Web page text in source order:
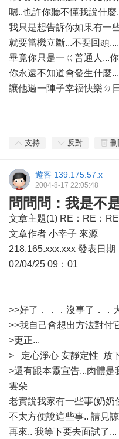
嗯..也許你聽不懂我說什麼
我只是想告訴你如果有一
就要當機立斷...不要回頭
畢竟你只是一ㄍ普通人...
你永遠不知道會發生什麼
讓他過一陣子幸福快樂ㄉ
支持 反對
遊客 139.175.57.x
2004-8-17 22:05:48
問問問：我是不
文章主題(1) RE：RE：
文章作者 小幸子 來源
218.165.xxx.xxx 發表日期
02/04/25 09：01
>>好了．．．沒事了．．
>>我自己會想出方法對付
>更正...
> 定心淨心 安靜定性 放
>還有跟本靈宣告...肉體是
雲朵
老實說我家有一些事(奶奶
不太方便說這些事.. 請見諒
再來.. 我等下要去面試了